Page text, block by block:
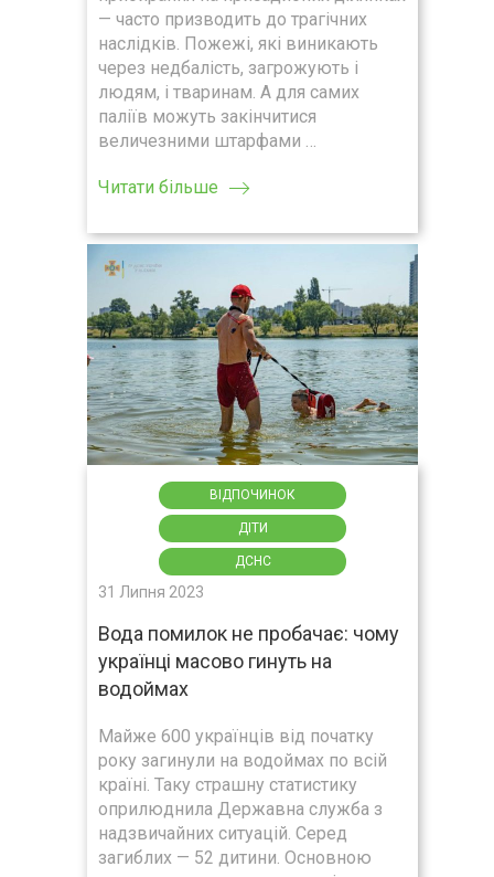
— часто призводить до трагічних
наслідків. Пожежі, які виникають
через недбалість, загрожують і
людям, і тваринам. А для самих
паліїв можуть закінчитися
величезними штарфами …
Читати більше
ВІДПОЧИНОК
ДІТИ
ДСНС
31 Липня 2023
Вода помилок не пробачає: чому
українці масово гинуть на
водоймах
Майже 600 українців від початку
року загинули на водоймах по всій
країні. Таку страшну статистику
оприлюднила Державна служба з
надзвичайних ситуацій. Серед
загиблих — 52 дитини. Основною